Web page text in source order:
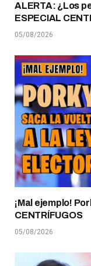
ALERTA: ¿Los
ESPECIAL
05/08/2026
¡Mal ejemplo!
CENTRÍFUGOS
05/08/2026